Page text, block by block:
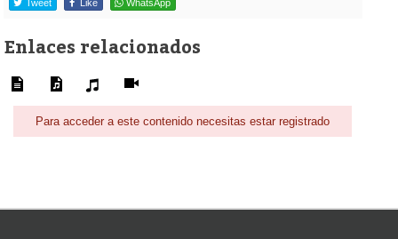
Tweet Like WhatsApp
Enlaces relacionados
Para acceder a este contenido necesitas estar registrado